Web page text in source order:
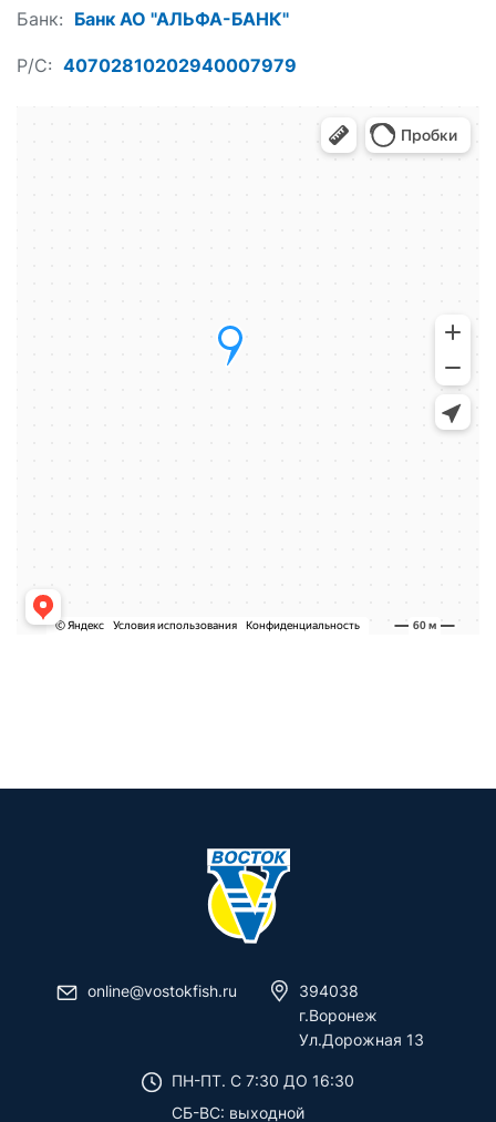
Банк: Банк АО "АЛЬФА-БАНК"
Р/С: 40702810202940007979
online@vostokfish.ru
394038
г.Воронеж
Ул.Дорожная 13
ПН-ПТ. C 7:30 ДО 16:30
СБ-ВС: выходной